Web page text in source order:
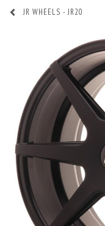
JR WHEELS - JR20